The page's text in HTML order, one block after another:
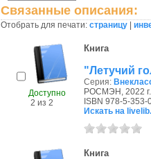
Связанные описания:
Отобрать для печати: страницу
Доступно
2 из 2
Книга
"Летучий
Серия:
РОСМЭН, 2022 г.
ISBN 978-5-353-
Искать на
Книга